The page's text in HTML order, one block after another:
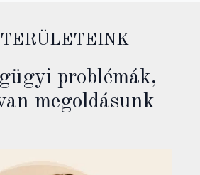
problémák,
megoldásunk